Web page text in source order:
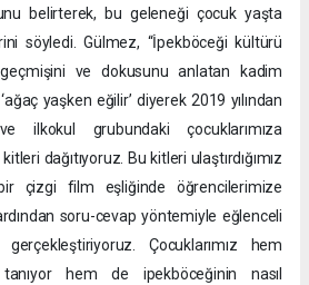
belirterek, bu geleneği çocuk yaşta
söyledi. Gülmez, “İpekböceği kültürü
geçmişini ve dokusunu anlatan kadim
yaşken eğilir’ diyerek 2019 yılından
ilkokul grubundaki çocuklarımıza
dağıtıyoruz. Bu kitleri ulaştırdığımız
çizgi film eşliğinde öğrencilerimize
soru-cevap yöntemiyle eğlenceli
Çocuklarımız hem
hem de ipekböceğinin nasıl